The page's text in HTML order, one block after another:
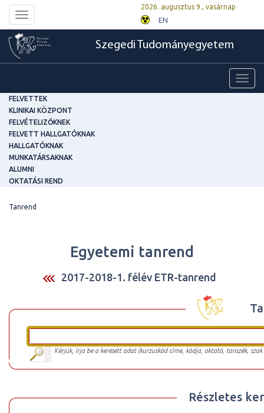
Toggle
navigation
2026. augusztus 9., vasárnap
EN
Szegedi Tudományegyetem
FELVETTEK
KLINIKAI KÖZPONT
FELVÉTELIZŐKNEK
FELVETT HALLGATÓKNAK
HALLGATÓKNAK
MUNKATÁRSAKNAK
ALUMNI
OKTATÁSI REND
Tanrend
Egyetemi tanrend
2017-2018-1. félév ETR-tanrend
Kérjük, írja be a keresett adat (kurzuskód címe, kódja, oktató, tanszék,
Részletes